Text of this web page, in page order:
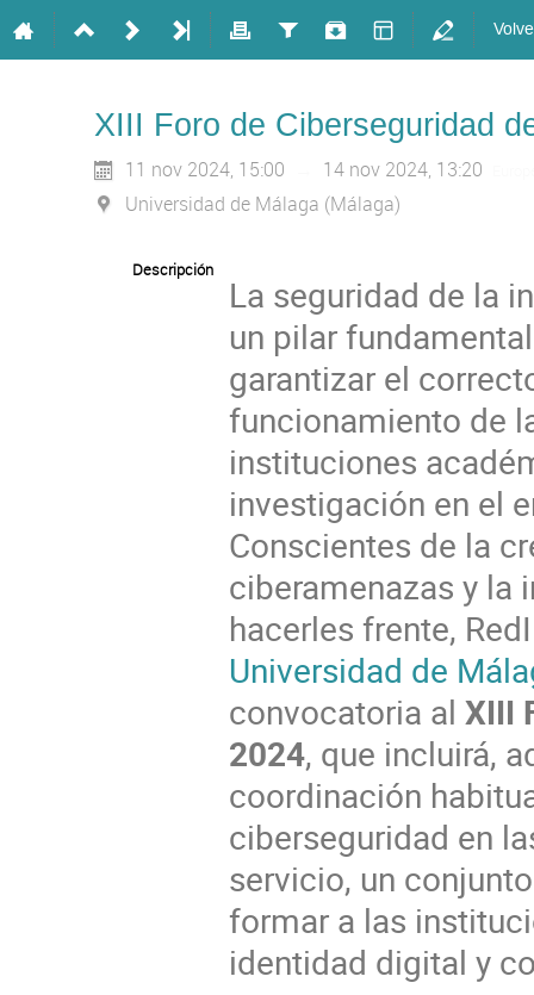
XIII Foro de Ciberseguridad
11 nov 2024, 15:00 14 nov 2024, 13:20
Universidad de Málaga (Málaga)
Descripción
La seguridad de la
un pilar
garantizar el
funcionamiento de
instituciones
investigación en el
Conscientes de la
ciberamenazas y la
hacerles frente,
Universidad de
convocatoria alXIII
2024, que incluirá,
coordinación
ciberseguridad en
servicio, un
formar a las
identidad digital y